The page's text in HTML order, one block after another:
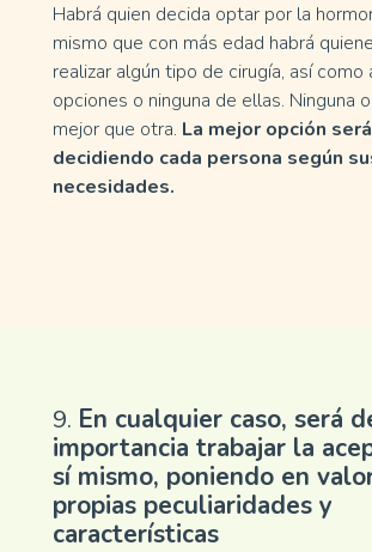
Habrá quien decida optar por la
mismo que con más edad habrá
realizar algún tipo de cirugía, así como
opciones o ninguna de ellas. Ninguna
mejor que otra. La mejor opción
decidiendo cada persona según
necesidades.
9. En cualquier caso, será
importancia trabajar la
sí mismo, poniendo en
propias peculiaridades y
características